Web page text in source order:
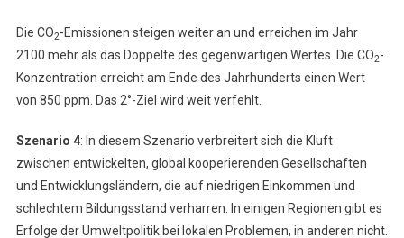
Die CO2-Emissionen steigen weiter an und erreichen im Jahr
2100 mehr als das Doppelte des gegenwärtigen Wertes. Die CO2-
Konzentration erreicht am Ende des Jahrhunderts einen Wert
von 850 ppm. Das 2°-Ziel wird weit verfehlt.
Szenario 4: In diesem Szenario verbreitert sich die Kluft
zwischen entwickelten, global kooperierenden Gesellschaften
und Entwicklungsländern, die auf niedrigen Einkommen und
schlechtem Bildungsstand verharren. In einigen Regionen gibt es
Erfolge der Umweltpolitik bei lokalen Problemen, in anderen nicht.